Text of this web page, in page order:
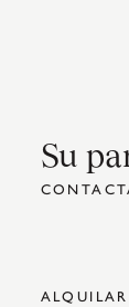
Su
ALQUILAR